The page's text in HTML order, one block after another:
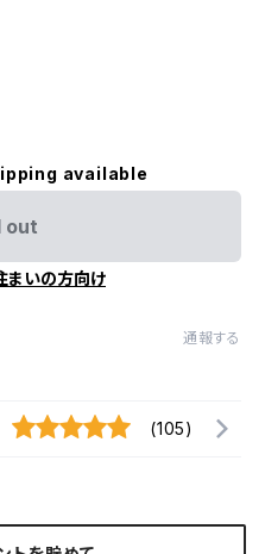
available
out
まいの方向け
通報する
(105)